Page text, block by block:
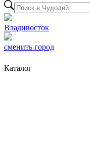
Владивосток
сменить город
Каталог